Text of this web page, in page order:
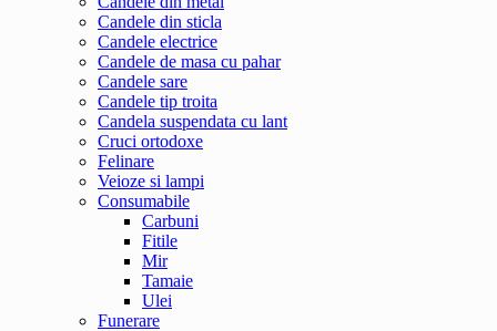
Candele din sticla
Candele electrice
Candele de masa cu pahar
Candele sare
Candele tip troita
Candela suspendata cu lant
Cruci ortodoxe
Felinare
Veioze si lampi
Consumabile
Carbuni
Fitile
Mir
Tamaie
Ulei
Funerare